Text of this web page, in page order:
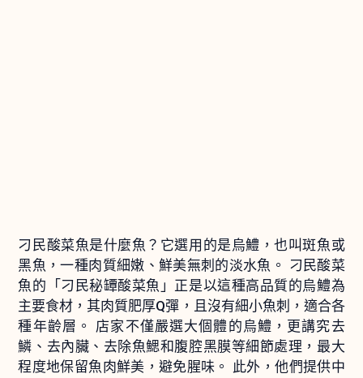
刁民酸菜魚是什麼魚？它選用的是烏鱧，也叫斑魚或
黑魚，一種肉質細嫩、鮮美無刺的淡水魚。 刁民酸菜
魚的「刁民秘罈酸菜魚」正是以這種高品質的烏鱧為
主要食材，其肉質肥厚Q彈，且沒有細小魚刺，適合各
種年齡層。 店家不僅嚴選大個體的烏鱧，更講究去
鱗、去內臟、去除魚鰓和腹腔黑膜等細節處理，最大
程度地保留魚肉鮮美，避免腥味。 此外，他們提供中